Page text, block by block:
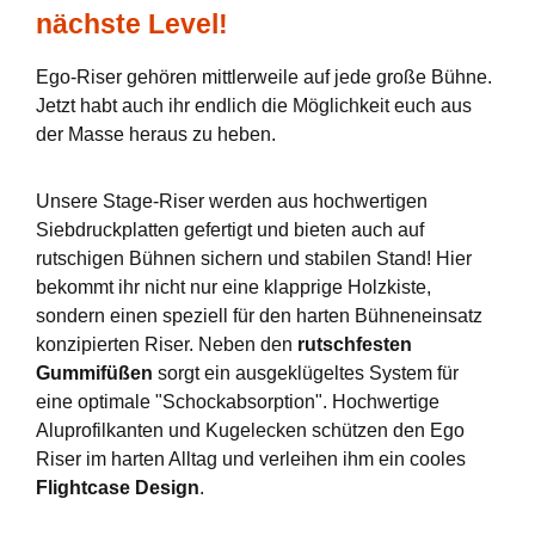
nächste Level!
Ego-Riser gehören mittlerweile auf jede große Bühne.
Jetzt habt auch ihr endlich die Möglichkeit euch aus
der Masse heraus zu heben.
Unsere Stage-Riser werden aus hochwertigen
Siebdruckplatten gefertigt und bieten auch auf
rutschigen Bühnen sichern und stabilen Stand! Hier
bekommt ihr nicht nur eine klapprige Holzkiste,
sondern einen speziell für den harten Bühneneinsatz
konzipierten Riser. Neben den rutschfesten
Gummifüßen sorgt ein ausgeklügeltes System für
eine optimale "Schockabsorption". Hochwertige
Aluprofilkanten und Kugelecken schützen den Ego
Riser im harten Alltag und verleihen ihm ein cooles
Flightcase Design.